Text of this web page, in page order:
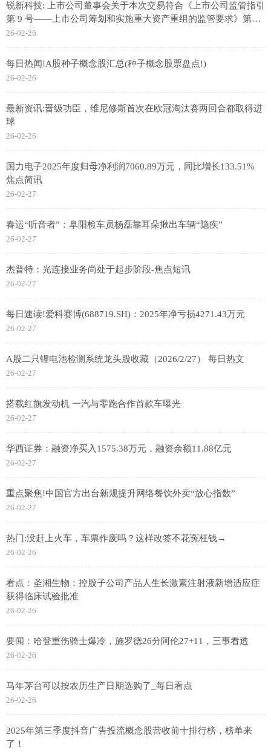
锐新科技: 上市公司董事会关于本次交易符合《上市公司监管指引
第 9 号——上市公司筹划和实施重大资产重组的监管要求》第四
条规定的说明
26-02-26
每日热闻!A股种子概念股汇总(种子概念股票盘点!)
26-02-26
最新资讯:晋级功臣，维尼修斯首次在欧冠淘汰赛两回合都取得进
球
26-02-26
国力电子2025年度归母净利润7060.89万元，同比增长133.51%
焦点简讯
26-02-27
春运“听音者”：阜阳检车员杨磊靠耳朵揪出车辆“隐疾”
26-02-27
杰普特：光连接业务尚处于起步阶段-焦点短讯
26-02-27
每日速读!爱科赛博(688719.SH)：2025年净亏损4271.43万元
26-02-27
A股二只锂电池检测系统龙头股收藏（2026/2/27） 每日热文
26-02-27
搭载红旗发动机 一汽与零跑合作首款车曝光
26-02-27
华西证券：融资净买入1575.38万元，融资余额11.88亿元
26-02-27
重点聚焦!中国官方出台新规提升网络餐饮外卖“放心指数”
26-02-27
热门:没赶上火车，车票作废吗？这样改签不花冤枉钱→
26-02-26
看点：圣湘生物：控股子公司产品人生长激素注射液新增适应症
获得临床试验批准
26-02-26
要闻：哈登重伤骑士爆冷，施罗德26分阿伦27+11，三事看透
26-02-26
马年茅台可以按农历生产日期选购了_每日看点
26-02-26
2025年第三季度抖音广告投流概念股营收前十排行榜，榜单来
了！